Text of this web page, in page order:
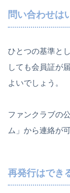
問い合わせは
ひとつの基準と
しても会員証が
よいでしょう。
ファンクラブの
ム」から連絡が
再発行はでき